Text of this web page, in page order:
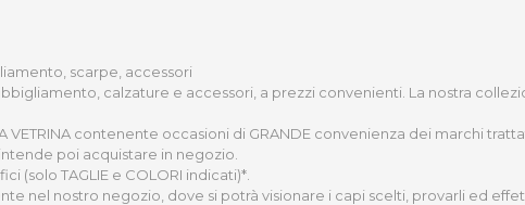
scarpe, accessori
calzature e accessori, a prezzi convenienti. La nostra
VETRINA contenente occasioni di GRANDE convenienza dei marchi
poi acquistare in negozio.
(solo TAGLIE e COLORI indicati)*.
nel nostro negozio, dove si potrà visionare i capi scelti, provarli ed